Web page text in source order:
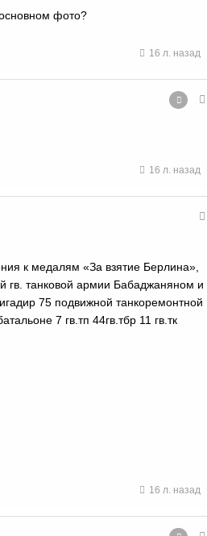
фото?
16 л. назад
16 л. назад
к медалям «За взятие Берлина»,
гв. танковой армии Бабаджаняном и
75 подвижной танкоремонтной
7 гв.тп 44гв.тбр 11 гв.тк
16 л. назад